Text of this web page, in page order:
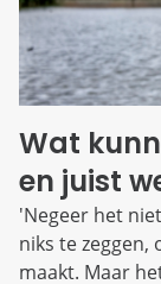
Wat
en juist
'Negeer het
niks te
maakt. Maar